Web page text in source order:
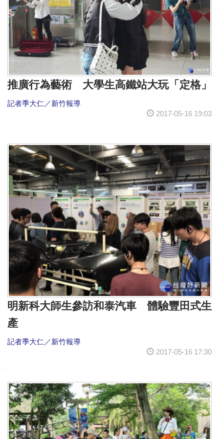
推廣行為藝術 大學生高鐵站大玩「定格」
記者季大仁／新竹報導
2017-05-16 19:03
明新科大師生參訪和泰汽車 體驗豐田式生
產
記者季大仁／新竹報導
2017-05-16 17:30